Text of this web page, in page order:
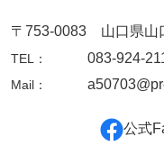
〒753-0083 山口県山
TEL：
083-924-
Mail：
公式